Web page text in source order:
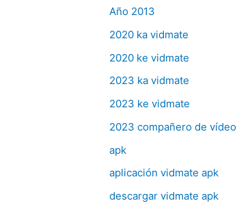
Año 2013
2020 ka vidmate
2020 ke vidmate
2023 ka vidmate
2023 ke vidmate
2023 compañero de vídeo
apk
aplicación vidmate apk
descargar vidmate apk